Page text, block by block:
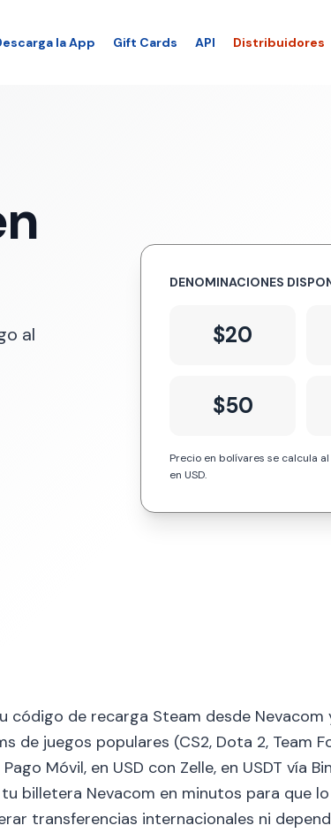
la App Gift Cards API Distribuidores
al
DENOMINACIONES
$20
$50
Precio en bolívares se calcula
en USD.
código de recarga Steam desde
de juegos populares (CS2, Dota 2, Team
Móvil, en USD con Zelle, en USDT vía
billetera Nevacom en minutos para que
transferencias internacionales ni